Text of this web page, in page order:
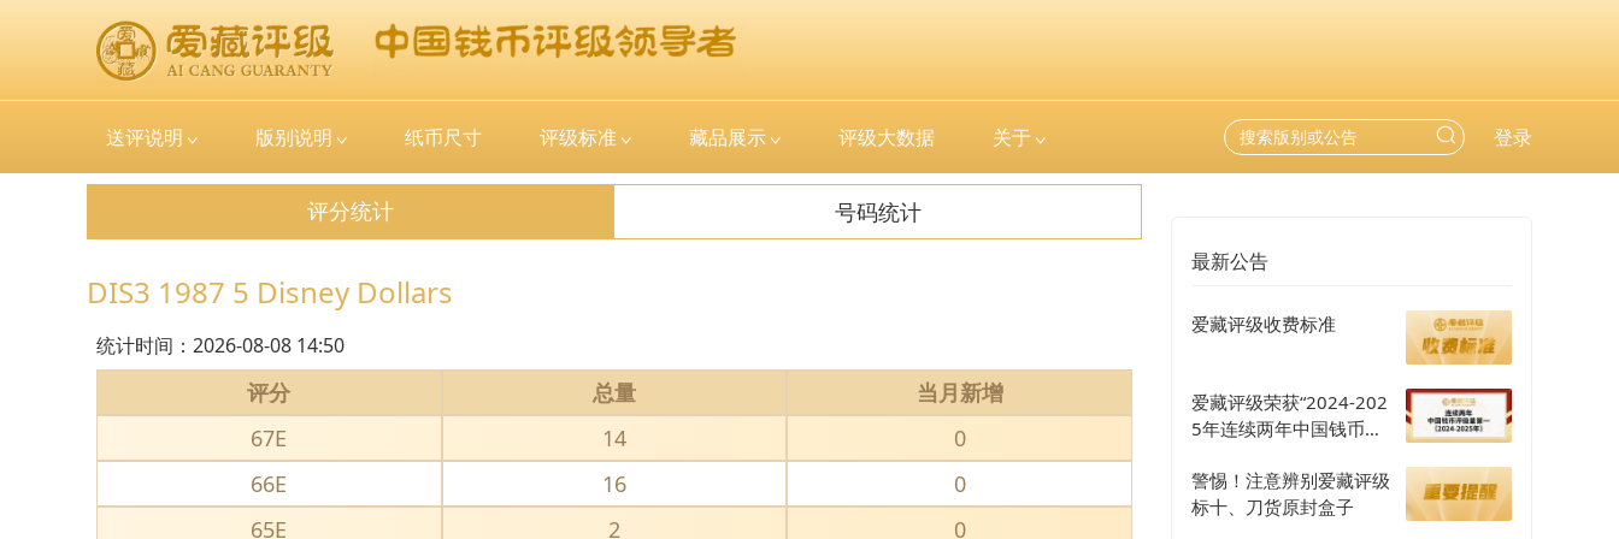
送评说明 版别说明 纸币尺寸 评级标准 藏品展示 评级大数据 关于 登录
评分统计 号码统计
DIS3 1987 5 Disney Dollars
统计时间： 2026-08-08 14:50
评分 总量
当月新增
67E
14
0
66E
16
0
65E
2 0
最新公告
爱藏评级收费标准
爱藏评级荣获“2024-202
5年连续两年中国钱币评
警惕！注意辨别爱藏评级
标十、刀货原封盒子